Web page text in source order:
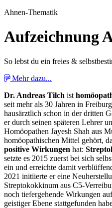
Ahnen-Thematik
Aufzeichnung
So lebst du ein freies &
Mehr dazu...
Dr. Andreas Tilch ist
seit mehr als 30 Jahren in
hausärztlich schon in der dritten
er durch seinen späteren Lehrer
Homöopathen Jayesh Shah aus
homöopathischen Mittel gehört,
positive Wirkungen hat:
setzte es 2015 zuerst bei sich
ein und erreichte damit
2021 initiierte er eine
Streptokokkinum aus C5-
noch tiefergehende Wirkungen
geistiger Ebene stattgefunden